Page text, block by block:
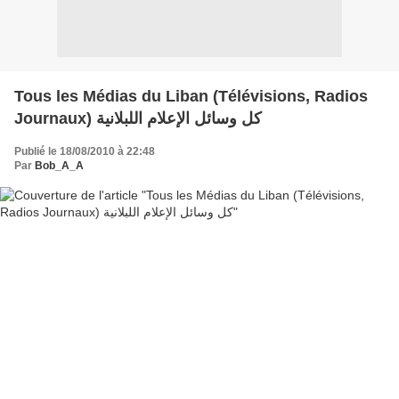
Tous les Médias du Liban (Télévisions, Radios
Journaux) كل وسائل الإعلام اللبلانية
Publié le 18/08/2010 à 22:48
Par Bob_A_A